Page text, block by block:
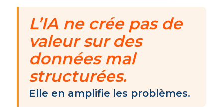
L’IA ne crée pas de
valeur sur des
données mal
structurées.
Elle en amplifie les problèmes.